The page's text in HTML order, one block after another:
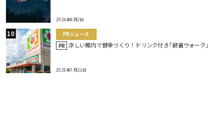
2026年8月2日
PRニュース
PR 涼しい館内で健幸づくり！ドリンク付き｢避暑ウォーク｣
2026年7月21日